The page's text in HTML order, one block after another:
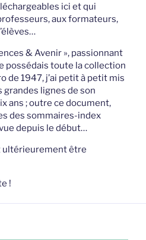
ici et qui
aux formateurs,
& Avenir », passionnant
possédais toute la collection
de 1947, j’ai petit à petit mis
grandes lignes de son
ans ; outre ce document,
des sommaires-index
depuis le début…
ultérieurement être
!